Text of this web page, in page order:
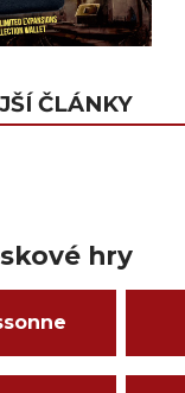
ČLÁNKY
hry